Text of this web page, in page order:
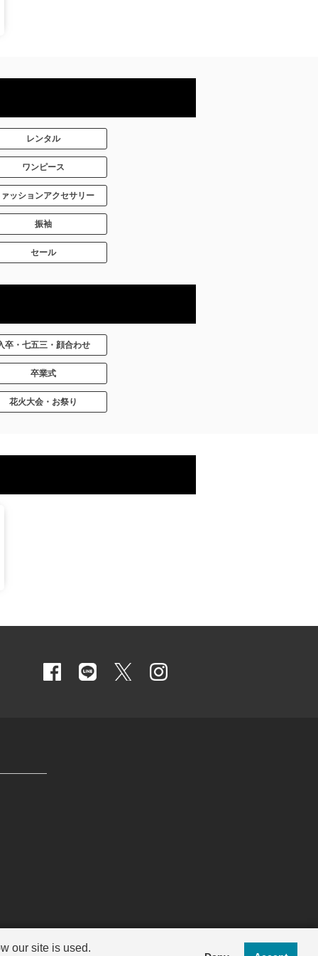
レンタル
ワンピース
ッションアクセサリー
振袖
セール
卒・七五三・顔合わせ
卒業式
花火大会・お祭り
our site is used.